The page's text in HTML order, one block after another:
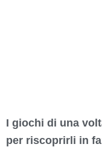
I giochi di una
per riscoprirli in